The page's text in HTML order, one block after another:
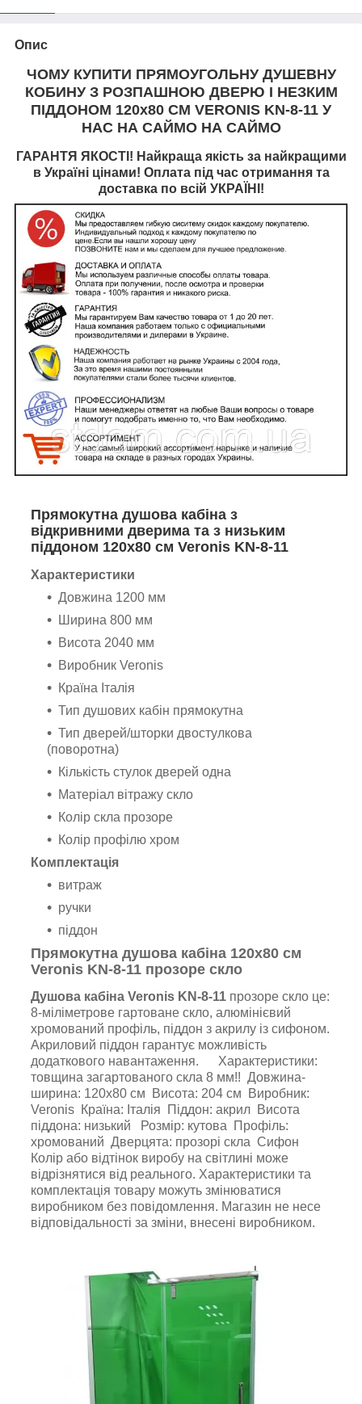
Опис
ЧОМУ КУПИТИ ПРЯМОУГОЛЬНУ ДУШЕВНУ
КОБИНУ З РОЗПАШНОЮ ДВЕРЮ І НЕЗКИМ
ПІДДОНОМ 120х80 СМ VERONIS KN-8-11 У
НАС НА САЙМО НА САЙМО
ГАРАНТЯ ЯКОСТІ! Найкраща якість за найкращими
в Україні цінами! Оплата під час отримання та
доставка по всій УКРАЇНІ!
Прямокутна душова кабіна з
відкривними дверима та з низьким
піддоном 120х80 см Veronis KN-8-11
Характеристики
Довжина 1200 мм
Ширина 800 мм
Висота 2040 мм
Виробник Veronis
Країна Італія
Тип душових кабін прямокутна
Тип дверей/шторки двостулкова
(поворотна)
Кількість стулок дверей одна
Матеріал вітражу скло
Колір скла прозоре
Колір профілю хром
Комплектація
витраж
ручки
піддон
Прямокутна душова кабіна 120х80 см
Veronis KN-8-11 прозоре скло
Душова кабіна Veronis KN-8-11 прозоре скло це:
8-міліметрове гартоване скло, алюмінієвий
хромований профіль, піддон з акрилу із сифоном.
Акриловий піддон гарантує можливість
додаткового навантаження. Характеристики:
товщина загартованого скла 8 мм!! Довжина-
ширина: 120х80 см Висота: 204 см Виробник:
Veronis Країна: Італія Піддон: акрил Висота
піддона: низький Розмір: кутова Профіль:
хромований Дверцята: прозорі скла Сифон
Колір або відтінок виробу на світлині може
відрізнятися від реального. Характеристики та
комплектація товару можуть змінюватися
виробником без повідомлення. Магазин не несе
відповідальності за зміни, внесені виробником.